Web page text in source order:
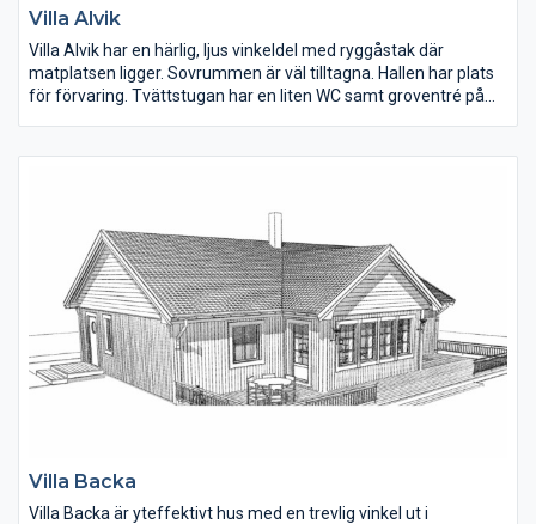
Villa Alvik
Villa Alvik har en härlig, ljus vinkeldel med ryggåstak där
matplatsen ligger. Sovrummen är väl tilltagna. Hallen har plats
för förvaring. Tvättstugan har en liten WC samt groventré på
Villa Backa
Villa Backa är yteffektivt hus med en trevlig vinkel ut i